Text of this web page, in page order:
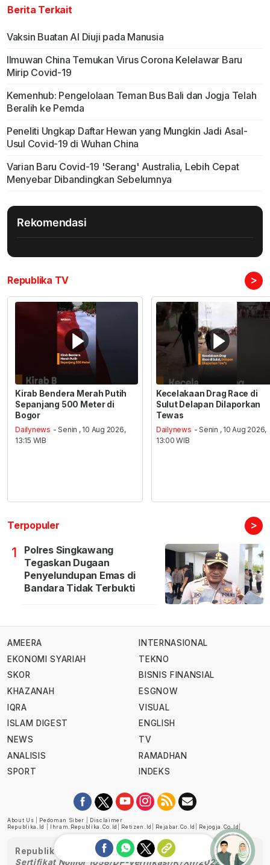
Berita Terkait
Vaksin Buatan Al Diuji pada Manusia
Ilmuwan China Temukan Virus Corona Kelelawar Baru
Mirip Covid-19
Kemenhub: Pengelolaan Teman Bus Bali dan Jogja Telah
Beralih ke Pemda
Peneliti Ungkap Daftar Hewan yang Mungkin Jadi Asal-
Usul Covid-19 di Wuhan China
Varian Baru Covid-19 'Serang' Australia, Lebih Cepat
Menyebar Dibandingkan Sebelumnya
Rekomendasi
Republika TV >
Kirab Bendera Merah Putih
Sepanjang 500 Meter di
Bogor
Dailynews - Senin , 10 Aug 2026,
13:15 WIB
Kecelakaan Drag Race di
Sulut Delapan Dilaporkan
Tewas
Dailynews - Senin , 10 Aug 2026,
13:00 WIB
Terpopuler >
1
Polres Singkawang
Tegaskan Dugaan
Penyelundupan Emas di
Bandara Tidak Terbukti
AMEERA
EKONOMI SYARIAH
SKOR
KHAZANAH
IQRA
ISLAM DIGEST
NEWS
ANALISIS
SPORT
INTERNASIONAL
TEKNO
BISNIS FINANSIAL
ESGNOW
VISUAL
ENGLISH
TV
RAMADHAN
INDEKS
About Us Pedoman Siber
Disclaimer
Republika.id
Ihram.republika.co.id Retizen.id Rejabar.co.id Rejogja.co.id
Republika telah diverifikasi oleh Dewan Pers
Sertifikat Nomor 1058/DP-Verifikasi/K/XII/2022